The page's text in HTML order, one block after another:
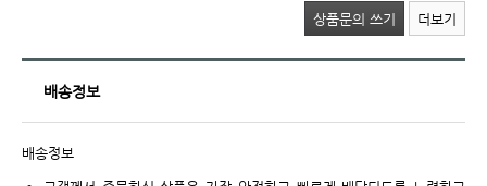
상품문의 쓰기 더보기
배송정보
배송정보